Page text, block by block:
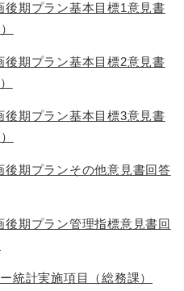
期プラン基本目標1意見書
期プラン基本目標2意見書
期プラン基本目標3意見書
期プランその他意見書回答
期プラン管理指標意見書回
統計実施項目（総務課）